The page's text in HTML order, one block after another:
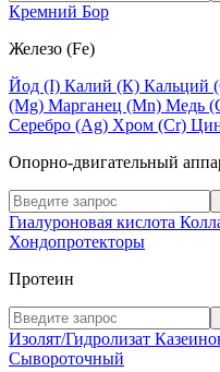
Кремний Бор
Железо (Fe)
Йод (I) Калий (К) Кальций
(Mg) Марганец (Mn) Медь
Серебро (Ag) Хром (Cr)
Опорно-двигательный
Гиалуроновая кислота
Хондопротекторы
Протеин
Изолят/Гидролизат
Сывороточный